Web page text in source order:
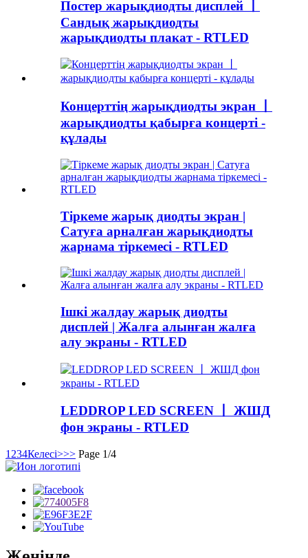
Постер жарықдиодты дисплей 丨
Сандық жарықдиодты
жарықдиодты плакат - RTLED
Концерттің жарықдиодты экран 丨
жарықдиодты қабырға концерті -
құлады
Тіркеме жарық диодты экран |
Сатуға арналған жарықдиодты
жарнама тіркемесі - RTLED
Ішкі жалдау жарық диодты
дисплей | Жалға алынған жалға
алу экраны - RTLED
LEDDROP LED SCREEN 丨 ЖШД
фон экраны - RTLED
1 234Келесі>>> Page 1/4